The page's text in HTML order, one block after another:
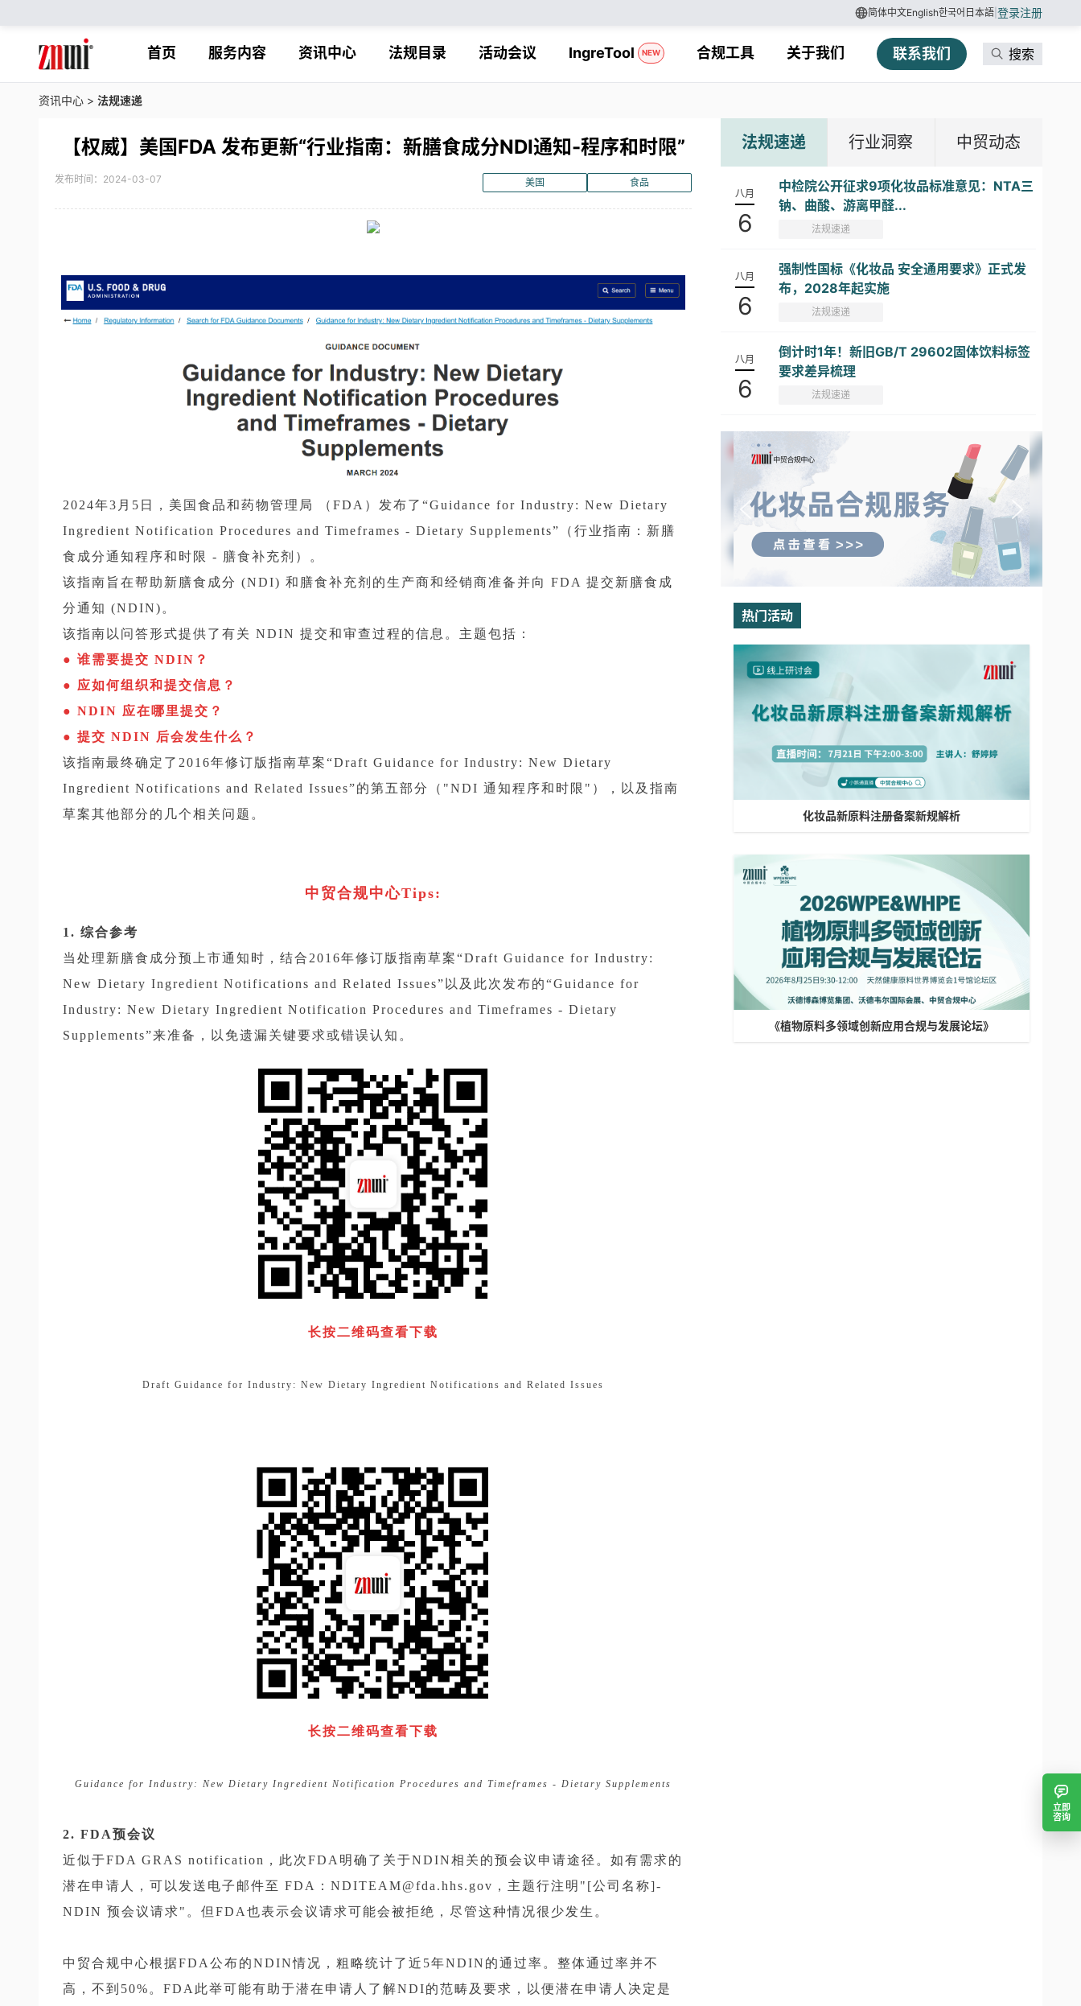
简体中文English한국어 日本語 登录注册
首页 服务内容 资讯中心 法规目录 活动会议 IngreTool NEW 合规工具 关于我们 联系我们 搜索
资讯中心 > 法规速递
【权威】美国FDA 发布更新“行业指南：新膳食成分NDI通知-程序和时限”
发布时间：2024-03-07 美国 食品
2024年3月5日，美国食品和药物管理局 （FDA）发布了“Guidance for Industry: New Dietary
Ingredient Notification Procedures and Timeframes - Dietary Supplements”（行业指南：新膳
食成分通知程序和时限 - 膳食补充剂）。
该指南旨在帮助新膳食成分 (NDI) 和膳食补充剂的生产商和经销商准备并向 FDA 提交新膳食成
分通知 (NDIN)。
该指南以问答形式提供了有关 NDIN 提交和审查过程的信息。主题包括：
● 谁需要提交 NDIN？
● 应如何组织和提交信息？
● NDIN 应在哪里提交？
● 提交 NDIN 后会发生什么？
该指南最终确定了2016年修订版指南草案“Draft Guidance for Industry: New Dietary
Ingredient Notifications and Related Issues”的第五部分（"NDI 通知程序和时限"），以及指南
草案其他部分的几个相关问题。
中贸合规中心Tips:
1. 综合参考
当处理新膳食成分预上市通知时，结合2016年修订版指南草案“Draft Guidance for Industry:
New Dietary Ingredient Notifications and Related Issues”以及此次发布的“Guidance for
Industry: New Dietary Ingredient Notification Procedures and Timeframes - Dietary
Supplements”来准备，以免遗漏关键要求或错误认知。
长按二维码查看下载
Draft Guidance for Industry: New Dietary Ingredient Notifications and Related Issues
长按二维码查看下载
Guidance for Industry: New Dietary Ingredient Notification Procedures and Timeframes - Dietary Supplements
2. FDA预会议
近似于FDA GRAS notification，此次FDA明确了关于NDIN相关的预会议申请途径。如有需求的
潜在申请人，可以发送电子邮件至 FDA：NDITEAM@fda.hhs.gov，主题行注明"[公司名称]-
NDIN 预会议请求"。但FDA也表示会议请求可能会被拒绝，尽管这种情况很少发生。
中贸合规中心根据FDA公布的NDIN情况，粗略统计了近5年NDIN的通过率。整体通过率并不
高，不到50%。FDA此举可能有助于潜在申请人了解NDI的范畴及要求，以便潜在申请人决定是
法规速递 行业洞察 中贸动态
八月
6
中检院公开征求9项化妆品标准意见：NTA三
钠、曲酸、游离甲醛...
法规速递
八月
6
强制性国标《化妆品 安全通用要求》正式发
布，2028年起实施
法规速递
八月
6
倒计时1年！新旧GB/T 29602固体饮料标签
要求差异梳理
法规速递
热门活动
化妆品新原料注册备案新规解析
《植物原料多领域创新应用合规与发展论坛》
立即
咨询